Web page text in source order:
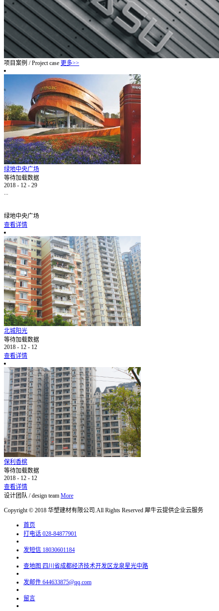
项目案例 / Project case 更多>>
绿地中央广场
等待加载数据
2018 - 12 - 29
...
绿地中央广场
查看详情
北城阳光
等待加载数据
2018 - 12 - 12
查看详情
保利香槟
等待加载数据
2018 - 12 - 12
查看详情
设计团队 / design team More
Copyright © 2018 华塑建材有限公司.All Rights Reserved 犀牛云提供企业云服务
首页
打电话 028-84877901
发短信 18030601184
查地图 四川省成都经济技术开发区龙泉星光中路
发邮件 644633875@qq.com
留言